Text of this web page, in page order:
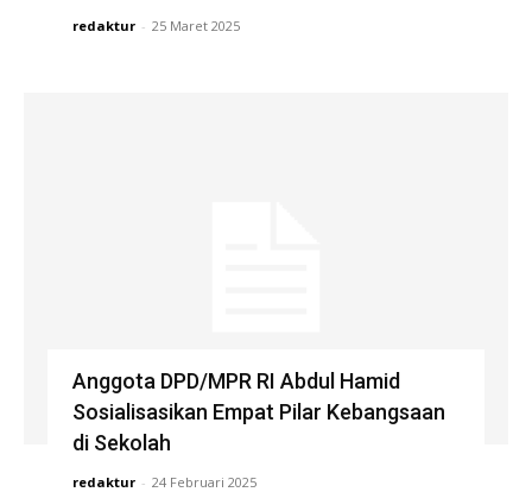
redaktur - 25 Maret 2025
Anggota DPD/MPR RI Abdul Hamid
Sosialisasikan Empat Pilar Kebangsaan
di Sekolah
redaktur - 24 Februari 2025